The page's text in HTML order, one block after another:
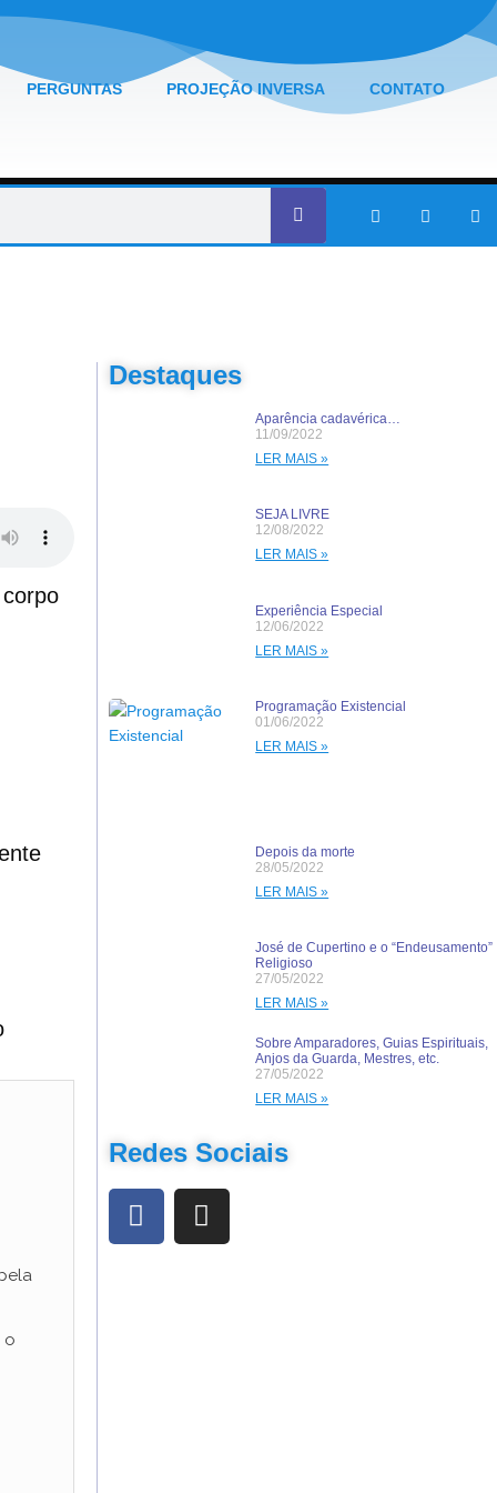
PERGUNTAS PROJEÇÃO INVERSA CONTATO
o
Destaques
Aparência cadavérica…
11/09/2022
LER MAIS »
SEJA LIVRE
12/08/2022
LER MAIS »
Experiência Especial
12/06/2022
LER MAIS »
Programação Existencial
01/06/2022
LER MAIS »
Depois da morte
28/05/2022
LER MAIS »
José de Cupertino e o “Endeusamento”
Religioso
27/05/2022
LER MAIS »
Sobre Amparadores, Guias Espirituais,
Anjos da Guarda, Mestres, etc.
27/05/2022
LER MAIS »
Redes Sociais